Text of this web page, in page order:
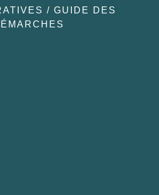
/ GUIDE DES